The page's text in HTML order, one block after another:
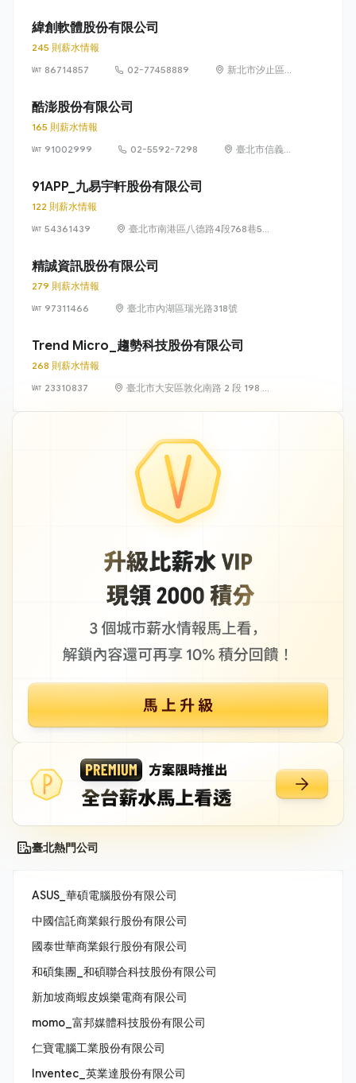
緯創軟體股份有限公司
245 則薪水情報
86714857
02-77458889
新北市汐止區新
酷澎股份有限公司
165 則薪水情報
91002999
02-5592-7298
臺北市信義區
91APP_九易宇軒股份有限公司
122 則薪水情報
54361439
臺北市南港區八德路4段768巷5號
精誠資訊股份有限公司
279 則薪水情報
97311466
臺北市內湖區瑞光路318號
Trend Micro_趨勢科技股份有限公司
268 則薪水情報
23310837
臺北市大安區敦化南路 2 段 198 號
臺北熱門公司
ASUS_華碩電腦股份有限公司
中國信託商業銀行股份有限公司
國泰世華商業銀行股份有限公司
和碩集團_和碩聯合科技股份有限公司
新加坡商蝦皮娛樂電商有限公司
momo_富邦媒體科技股份有限公司
仁寶電腦工業股份有限公司
Inventec_英業達股份有限公司